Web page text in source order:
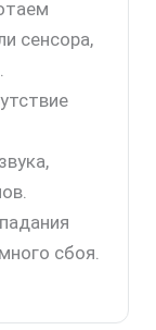
сенсора,
сбоя.